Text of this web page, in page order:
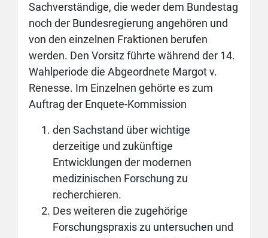
Sachverständige, die weder dem Bundestag
noch der Bundesregierung angehören und
von den einzelnen Fraktionen berufen
werden. Den Vorsitz führte während der 14.
Wahlperiode die Abgeordnete Margot v.
Renesse. Im Einzelnen gehörte es zum
Auftrag der Enquete-Kommission
den Sachstand über wichtige
derzeitige und zukünftige
Entwicklungen der modernen
medizinischen Forschung zu
recherchieren.
Des weiteren die zugehörige
Forschungspraxis zu untersuchen und